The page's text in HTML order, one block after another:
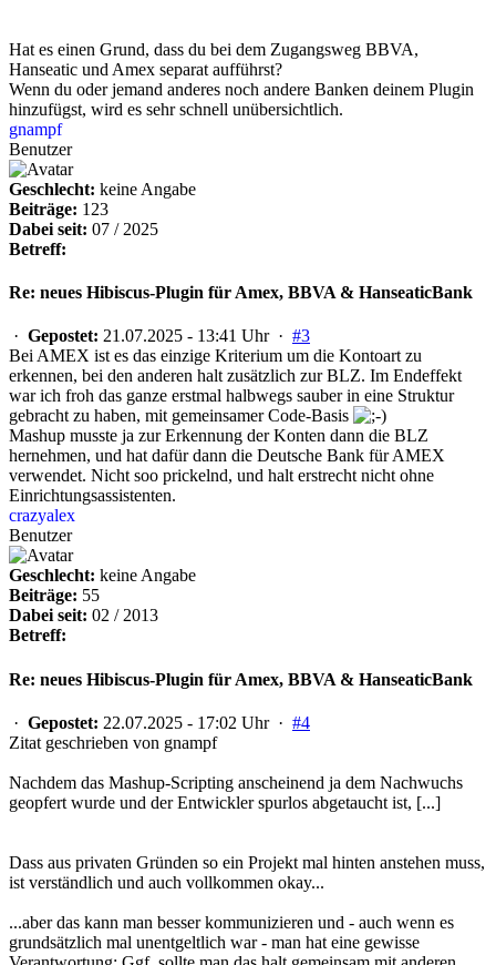
Hat es einen Grund, dass du bei dem Zugangsweg BBVA,
Hanseatic und Amex separat aufführst?
Wenn du oder jemand anderes noch andere Banken deinem Plugin
hinzufügst, wird es sehr schnell unübersichtlich.
gnampf
Benutzer
Geschlecht: keine Angabe
Beiträge: 123
Dabei seit: 07 / 2025
Betreff:
Re: neues Hibiscus-Plugin für Amex, BBVA & HanseaticBank
· Gepostet: 21.07.2025 - 13:41 Uhr · #3
Bei AMEX ist es das einzige Kriterium um die Kontoart zu
erkennen, bei den anderen halt zusätzlich zur BLZ. Im Endeffekt
war ich froh das ganze erstmal halbwegs sauber in eine Struktur
gebracht zu haben, mit gemeinsamer Code-Basis
Mashup musste ja zur Erkennung der Konten dann die BLZ
hernehmen, und hat dafür dann die Deutsche Bank für AMEX
verwendet. Nicht soo prickelnd, und halt erstrecht nicht ohne
Einrichtungsassistenten.
crazyalex
Benutzer
Geschlecht: keine Angabe
Beiträge: 55
Dabei seit: 02 / 2013
Betreff:
Re: neues Hibiscus-Plugin für Amex, BBVA & HanseaticBank
· Gepostet: 22.07.2025 - 17:02 Uhr · #4
Zitat geschrieben von gnampf
Nachdem das Mashup-Scripting anscheinend ja dem Nachwuchs
geopfert wurde und der Entwickler spurlos abgetaucht ist, [...]
Dass aus privaten Gründen so ein Projekt mal hinten anstehen muss,
ist verständlich und auch vollkommen okay...
...aber das kann man besser kommunizieren und - auch wenn es
grundsätzlich mal unentgeltlich war - man hat eine gewisse